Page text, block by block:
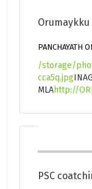
PANCHAYATH
/storage/
cca5q.jpg
MLAhttp://
PSC